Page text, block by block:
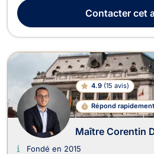
catholique de Louvain, avec une
pénal, Maître Crupi a prêté serment
Contactercet
4.9 (15 avis)
Répond rapidement
Maître Corentin
Fondé en 2015